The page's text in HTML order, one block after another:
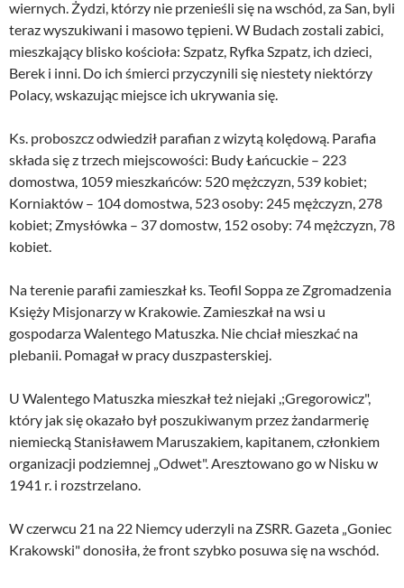
wiernych. Żydzi, którzy nie przenieśli się na wschód, za San, byli
teraz wyszukiwani i masowo tępieni. W Budach zostali zabici,
mieszkający blisko kościoła: Szpatz, Ryfka Szpatz, ich dzieci,
Berek i inni. Do ich śmierci przyczynili się niestety niektórzy
Polacy, wskazując miejsce ich ukrywania się.
Ks. proboszcz odwiedził parafian z wizytą kolędową. Parafia
składa się z trzech miejscowości: Budy Łańcuckie – 223
domostwa, 1059 mieszkańców: 520 mężczyzn, 539 kobiet;
Korniaktów – 104 domostwa, 523 osoby: 245 mężczyzn, 278
kobiet; Zmysłówka – 37 domostw, 152 osoby: 74 mężczyzn, 78
kobiet.
Na terenie parafii zamieszkał ks. Teofil Soppa ze Zgromadzenia
Księży Misjonarzy w Krakowie. Zamieszkał na wsi u
gospodarza Walentego Matuszka. Nie chciał mieszkać na
plebanii. Pomagał w pracy duszpasterskiej.
U Walentego Matuszka mieszkał też niejaki ,;Gregorowicz",
który jak się okazało był poszukiwanym przez żandarmerię
niemiecką Stanisławem Maruszakiem, kapitanem, członkiem
organizacji podziemnej „Odwet". Aresztowano go w Nisku w
1941 r. i rozstrzelano.
W czerwcu 21 na 22 Niemcy uderzyli na ZSRR. Gazeta „Goniec
Krakowski" donosiła, że front szybko posuwa się na wschód.